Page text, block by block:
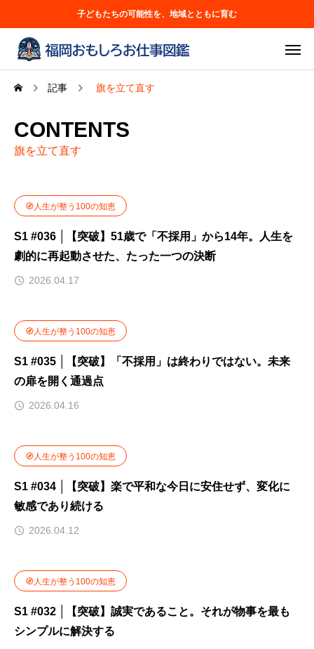
子どもたちの可能性を、地域とともに育む
記事 旗を立て直す
CONTENTS
旗を立て直す
🧭人生が整う100の知恵
S1 #036 │【突破】51歳で「不採用」から14年。人生を
劇的に再起動させた、たった一つの決断
2026.04.17
🧭人生が整う100の知恵
S1 #035 │【突破】「不採用」は終わりではない。未来
の扉を開く通過点
2026.04.16
🧭人生が整う100の知恵
S1 #034 │【突破】楽で平和な今日に安住せず、変化に
敏感であり続ける
2026.04.12
🧭人生が整う100の知恵
S1 #032 │【突破】誠実であること。それが物事を最も
シンプルに解決する